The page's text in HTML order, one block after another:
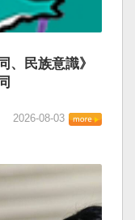
、民族意識》
2026-08-03